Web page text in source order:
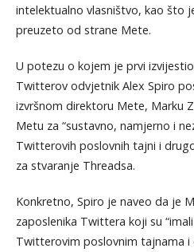
intelektualno vlasništvo, kao što
preuzeto od strane Mete.
U potezu o kojem je prvi
Twitterov odvjetnik Alex Spiro
izvršnom direktoru Mete, Marku
Metu za “sustavno, namjerno i
Twitterovih poslovnih tajni i
za stvaranje Threadsa.
Konkretno, Spiro je naveo da je
zaposlenika Twittera koji su
Twitterovim poslovnim tajnama i